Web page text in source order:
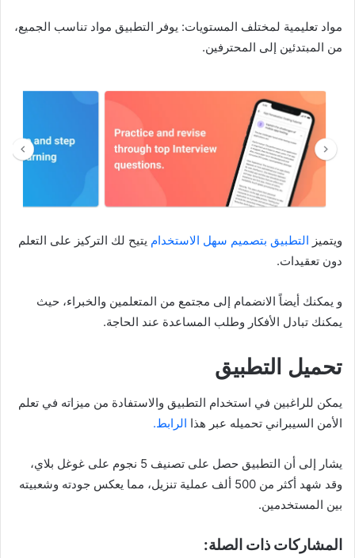
مواد تعليمية لمختلف المستويات: يوفر التطبيق مواد تناسب الجميع،
من المبتدئين إلى المحترفين.
ويتميز التطبيق بتصميم سهل الاستخدام يتيح لك التركيز على التعلم
دون تعقيدات.
و يمكنك أيضاً الانضمام إلى مجتمع من المتعلمين والخبراء، حيث
يمكنك تبادل الأفكار وطلب المساعدة عند الحاجة.
تحميل التطبيق
يمكن للراغبين في استخدام التطبيق والاستفادة من ميزاته في تعلم
الأمن السيبراني تحميله عبر هذا الرابط.
يشار إلى أن التطبيق حصل على تصنيف 5 نجوم على غوغل بلاي،
وقد شهد أكثر من 500 ألف عملية تنزيل، مما يعكس جودته وشعبيته
بين المستخدمين.
المشاركات ذات الصلة: